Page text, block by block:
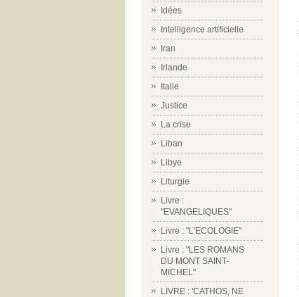
Idées
Intelligence artificielle
Iran
Irlande
Italie
Justice
La crise
Liban
Libye
Liturgie
Livre :
"EVANGELIQUES"
Livre : "L'ECOLOGIE"
Livre : "LES ROMANS
DU MONT SAINT-
MICHEL"
LIVRE : 'CATHOS, NE